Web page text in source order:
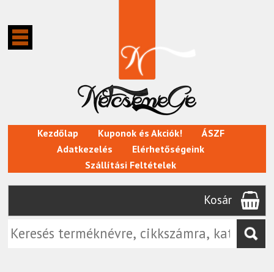
Kezdőlap Kuponok és Akciók!
ÁSZF
Adatkezelés
Elérhetőségeink
Szállítási Feltételek
Kosár